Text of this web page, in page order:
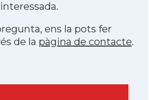
ens la pots fer
de la pàgina de contacte.